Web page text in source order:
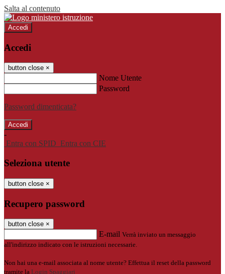
Salta al contenuto
Accedi
Accedi
button close ×
Nome Utente
Password
Password dimenticata?
-
Entra con SPID Entra con CIE
Seleziona utente
button close ×
Recupero password
button close ×
E-mail Verrà inviato un messaggio
all'indirizzo indicato con le istruzioni necessarie.
Non hai una e-mail associata al nome utente? Effettua il reset della password
tramite la Login Spaggiari